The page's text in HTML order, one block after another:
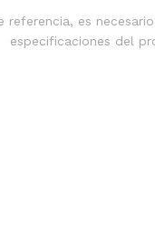
es
especificaciones del